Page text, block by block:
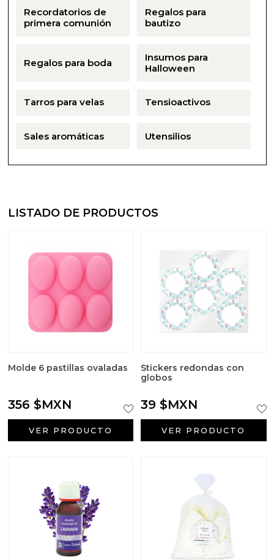
Recordatorios de
primera comunión
Regalos para
bautizo
Regalos para boda
Insumos para
Halloween
Tarros para velas Tensioactivos
Sales aromáticas Utensilios
LISTADO DE PRODUCTOS
Molde 6 pastillas ovaladas
356 $MXN
VER PRODUCTO
Stickers redondas con
globos
39 $MXN
VER PRODUCTO